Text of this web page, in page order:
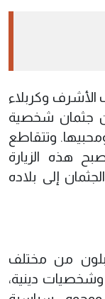
وكربلاء
جثمان شخصية
وتتقاطع
هذه الزيارة
إلى بلاده
من مختلف
دينية،